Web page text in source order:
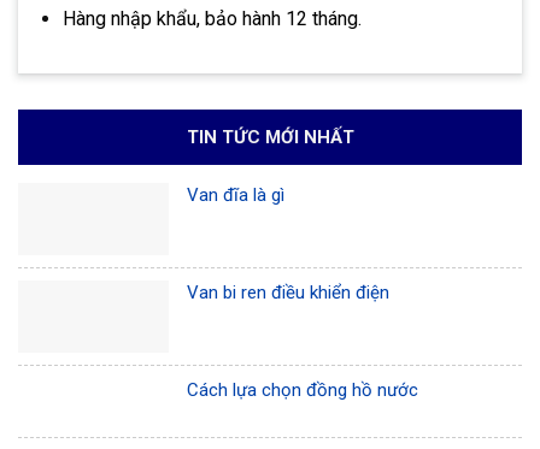
Hàng nhập khẩu, bảo hành 12 tháng.
TIN TỨC MỚI NHẤT
Van đĩa là gì
Van bi ren điều khiển điện
Cách lựa chọn đồng hồ nước